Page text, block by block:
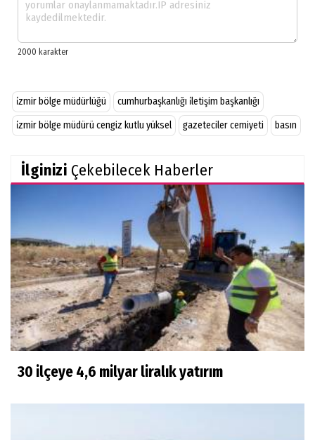
i̇zmir bölge müdürlüğü
cumhurbaşkanlığı i̇letişim başkanlığı
i̇zmir bölge müdürü cengiz kutlu yüksel
gazeteciler cemiyeti basın
İlginizi Çekebilecek Haberler
30 ilçeye 4,6 milyar liralık yatırım